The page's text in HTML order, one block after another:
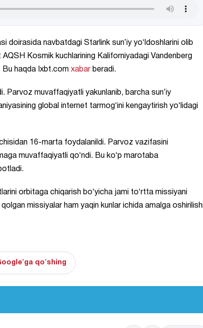
doirasida navbatdagi Starlink sunʼiy yoʻldoshlarini olib
Kosmik kuchlarining Kaliforniyadagi Vandenberg
Bu haqda Ixbt.com xabar beradi.
muvaffaqiyatli yakunlanib, barcha sunʼiy
global internet tarmogʻini kengaytirish yoʻlidagi
16-marta foydalanildi. Parvoz vazifasini
muvaffaqiyatli qoʻndi. Bu koʻp marotaba
orbitaga chiqarish boʻyicha jami toʻrtta missiyani
missiyalar ham yaqin kunlar ichida amalga oshirilishi
qo'shing